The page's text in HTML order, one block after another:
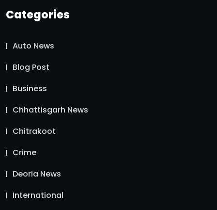
Categories
Auto News
Blog Post
Business
Chhattisgarh News
Chitrakoot
Crime
Deoria News
International